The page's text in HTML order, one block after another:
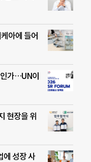
아에 들어
인가…UN이
현장을 위
에 성장 사